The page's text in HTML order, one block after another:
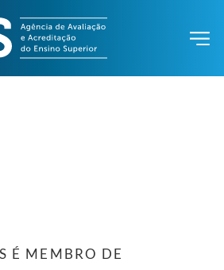
É MEMBRO DE